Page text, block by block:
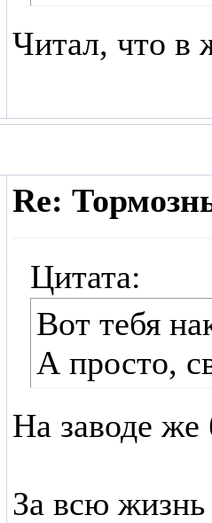
Читал, что в
Re:
Цитата:
Вот тебя
А просто,
На заводе
За всю